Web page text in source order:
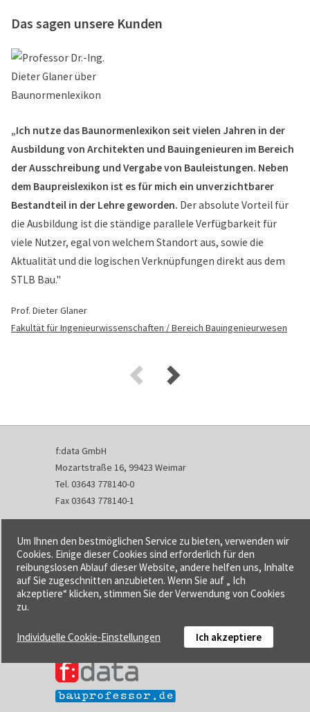
Das sagen unsere Kunden
„Ich nutze das Baunormenlexikon seit vielen Jahren in der
Ausbildung von Architekten und Bauingenieuren im Bereich
der Ausschreibung und Vergabe von Bauleistungen. Neben
dem Baupreislexikon ist es für mich ein unverzichtbarer
Bestandteil in der Lehre geworden. Der absolute Vorteil für
die Ausbildung ist die ständige parallele Verfügbarkeit für
viele Nutzer, egal von welchem Standort aus, sowie die
Aktualität und die logischen Verknüpfungen direkt aus dem
STLB Bau."
Prof. Dieter Glaner
Fakultät für Ingenieurwissenschaften / Bereich Bauingenieurwesen
f:data GmbH
Mozartstraße 16, 99423 Weimar
Tel. 03643 778140-0
Fax 03643 778140-1
info@fdata.de
Kontakt
Impressum
Datenschutzerklärung
Urheberrecht und Haftung
Cookie-Einstellungen
Um Ihnen den bestmöglichen Service zu bieten, verwenden wir
Cookies. Einige dieser Cookies sind erforderlich für den
reibungslosen Ablauf dieser Website, andere helfen uns, Inhalte
auf Sie zugeschnitten anzubieten. Wenn Sie auf „ Ich
akzeptiere“ klicken, stimmen Sie der Verwendung von Cookies
zu.
Individuelle Cookie-Einstellungen Ich akzeptiere